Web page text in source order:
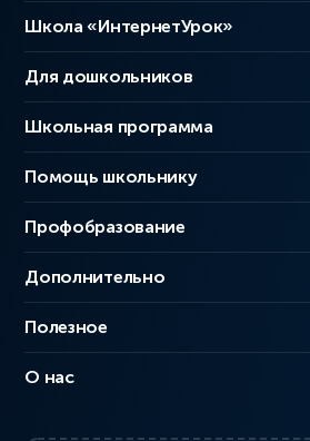
Школа «ИнтернетУрок»
Для дошкольников
Школьная программа
Помощь школьнику
Профобразование
Дополнительно
Полезное
О нас